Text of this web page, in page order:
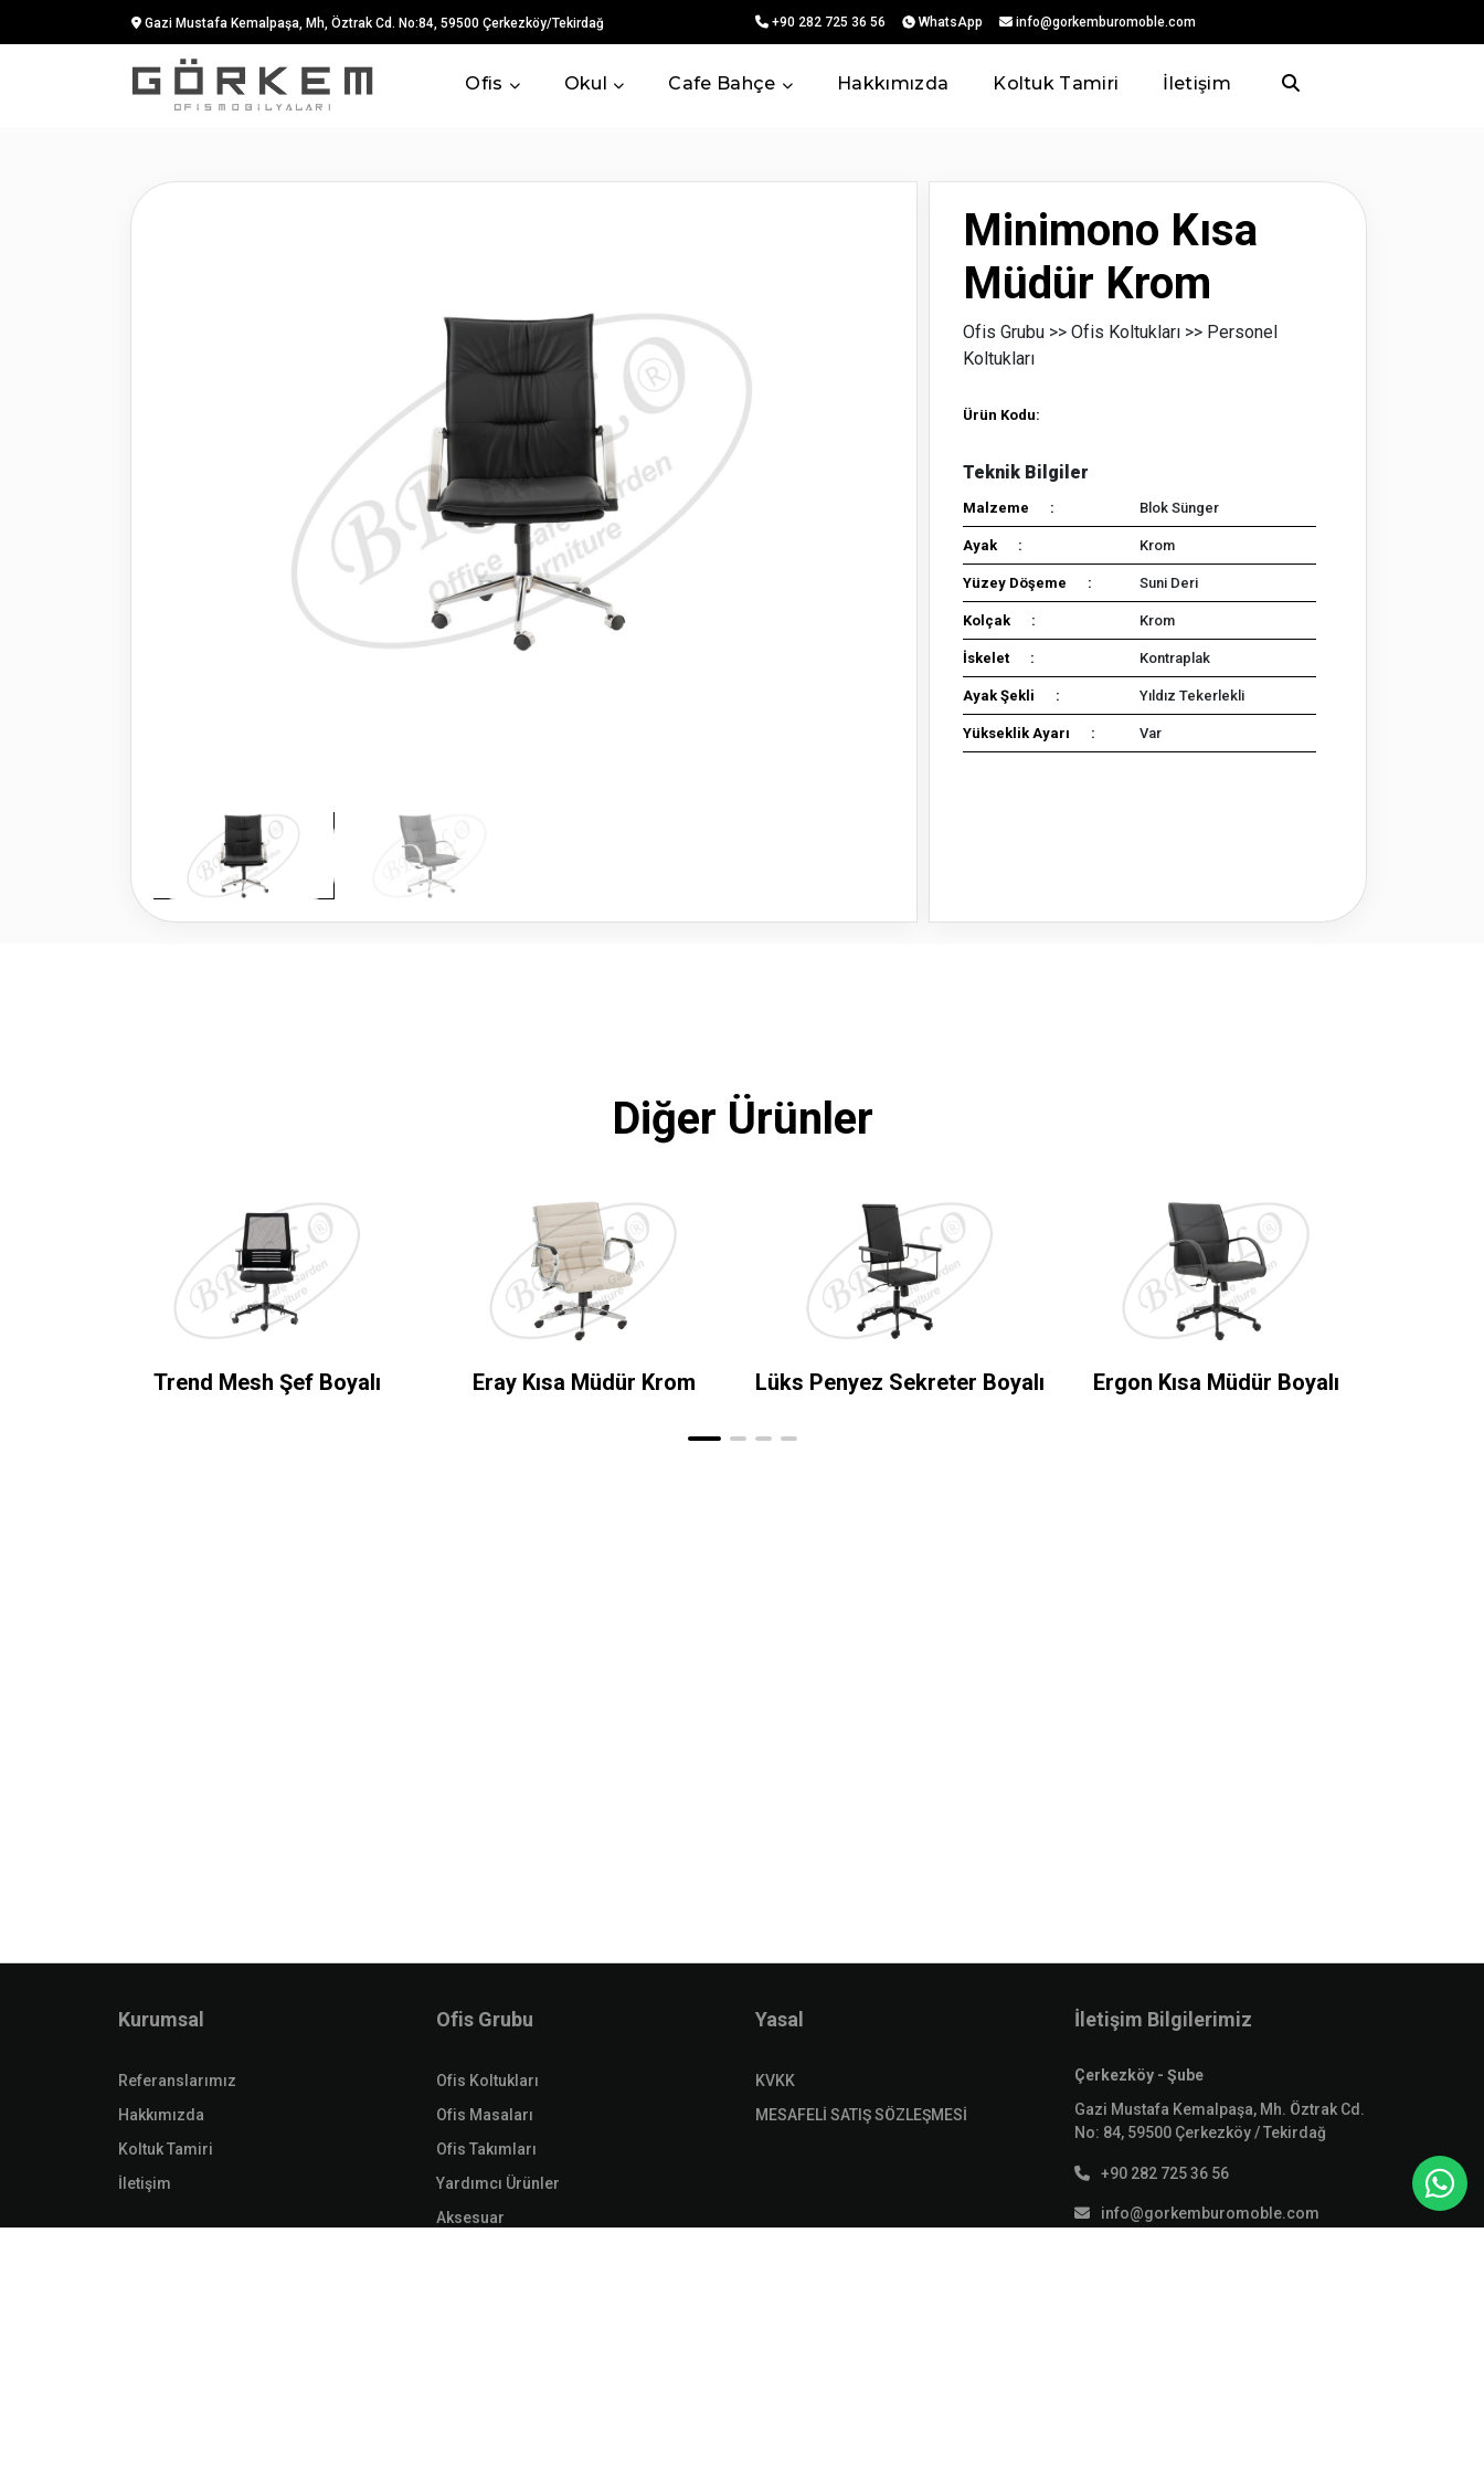
Gazi Mustafa Kemalpaşa, Mh, Öztrak Cd. No:84, 59500 Çerkezköy/Tekirdağ +90 282 725 36 56 WhatsApp info@gorkemburomoble.com
Ofis Okul Cafe Bahçe Hakkımızda Koltuk Tamiri İletişim
Minimono Kısa
Müdür Krom
Ofis Grubu >> Ofis Koltukları >> Personel
Koltukları
Ürün Kodu:
Malzeme : Blok Sünger
Ayak : Krom
Yüzey Döşeme : Suni Deri
Kolçak : Krom
İskelet : Kontraplak
Ayak Şekli : Yıldız Tekerlekli
Yükseklik Ayarı : Var
Diğer Ürünler
Trend Mesh Şef Boyalı Eray Kısa Müdür Krom Lüks Penyez Sekreter Boyalı Ergon Kısa Müdür Boyalı
Kurumsal
Referanslarımız
Hakkımızda
Koltuk Tamiri
İletişim
Ofis Grubu
Ofis Koltukları
Ofis Masaları
Ofis Takımları
Yardımcı Ürünler
Aksesuar
Yasal
KVKK
MESAFELİ SATIŞ SÖZLEŞMESİ
İletişim Bilgilerimiz
Çerkezköy - Şube
Gazi Mustafa Kemalpaşa, Mh. Öztrak Cd.
No: 84, 59500 Çerkezköy / Tekirdağ
+90 282 725 36 56
info@gorkemburomoble.com